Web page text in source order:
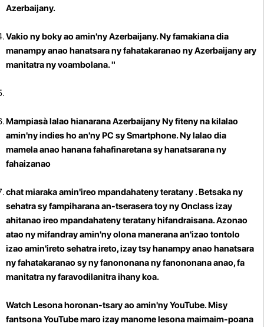
Azerbaijany.
Vakio ny boky ao amin'ny Azerbaijany. Ny famakiana dia
manampy anao hanatsara ny fahatakaranao ny Azerbaijany ary
manitatra ny voambolana. "
Mampiasà lalao hianarana Azerbaijany Ny fitenyna kilalao
amin'ny indies ho an'ny PC sy Smartphone. Ny lalao dia
mamela anao hanana fahafinaretana sy hanatsarana ny
fahaizanao
chat miaraka amin'ireo mpandahateny teratany . Betsaka ny
sehatra sy fampiharana an-tserasera toy ny Onclass izay
ahitanao ireo mpandahateny teratany hifandraisana. Azonao
atao ny mifandray amin'ny olona manerana an'izao tontolo
izao amin'ireto sehatra ireto, izay tsy hanampy anao hanatsara
ny fahatakaranao sy ny fanononana ny fanononana anao, fa
manitatra ny faravodilanitra ihany koa.
Watch Lesona horonan-tsary ao amin'ny YouTube.Misy
fantsona YouTube maro izay manome lesona maimaim-poana